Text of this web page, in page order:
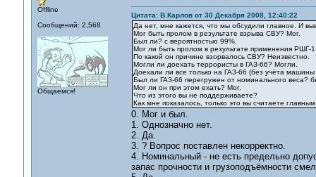
Offline
Сообщений: 2,568
Общаемся!
Цитата: В.Карлов от 30 Декабря 2008, 12:40:22
Да нет, мне кажется, что мы обсудили главное. И
Мог быть пролом в результате взрыва СВУ? Мог.
Был ли? с вероятностью 99%.
Мог ли быть пролом в результате применения
По какой он причине взорвалось СВУ? Неизвестно.
Могли ли доехать террористы в ГАЗ-66? Могли.
Доехали ли все только на ГАЗ-66 (без учёта
Был ли ГАЗ-66 перегружен от номинального веса?
Мог ли он при этом ехать? Мог.
Что из этого вы не поддерживаете?
Как мне показалось, только это вы считаете
0. Мог и был.
1. Однозначно нет.
2. Да.
3. ? Вопрос поставлен некорректно.
4. Номинальный - не есть предельно
запас прочности и грузоподъёмности